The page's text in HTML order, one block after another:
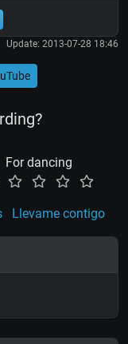
Update: 2013-07-28 18:46
For dancing
Llevame contigo